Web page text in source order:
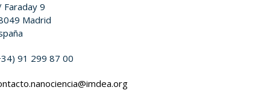
Faraday 9
Madrid
91 299 87 00